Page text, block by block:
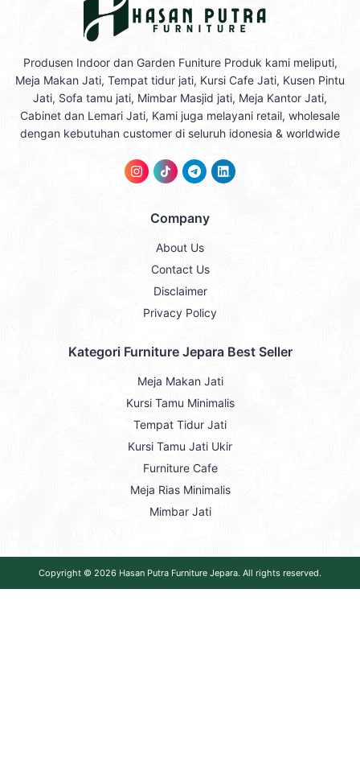
Produsen Indoor dan Garden Funiture Produk kami meliputi,
Meja Makan Jati, Tempat tidur jati, Kursi Cafe Jati, Kusen Pintu
Jati, Sofa tamu jati, Mimbar Masjid jati, Meja Kantor Jati,
Cabinet dan Lemari Jati, Kami juga melayani retail, wholesale
dengan kebutuhan customer di seluruh idonesia & worldwide
Company
About Us
Contact Us
Disclaimer
Privacy Policy
Kategori Furniture Jepara Best Seller
Meja Makan Jati
Kursi Tamu Minimalis
Tempat Tidur Jati
Kursi Tamu Jati Ukir
Furniture Cafe
Meja Rias Minimalis
Mimbar Jati
Copyright © 2026 Hasan Putra Furniture Jepara. All rights reserved.